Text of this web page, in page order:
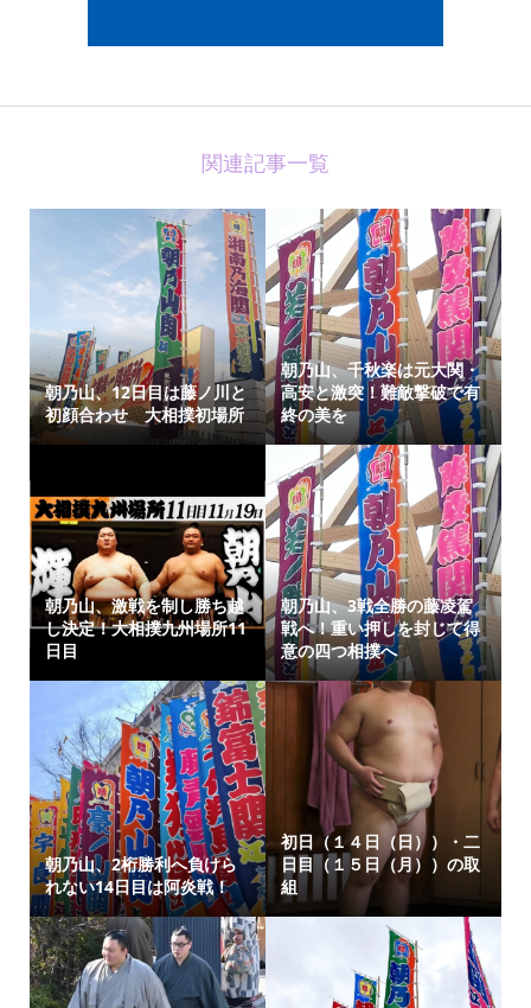
関連記事一覧
朝乃山、12日目は藤ノ川と
初顔合わせ 大相撲初場所
朝乃山、千秋楽は元大関・
高安と激突！難敵撃破で有
終の美を
朝乃山、激戦を制し勝ち越
し決定！大相撲九州場所11
日目
朝乃山、3戦全勝の藤凌駕
戦へ！重い押しを封じて得
意の四つ相撲へ
朝乃山、2桁勝利へ負けら
れない14日目は阿炎戦！
初日（１４日（日））・二
日目（１５日（月））の取
組